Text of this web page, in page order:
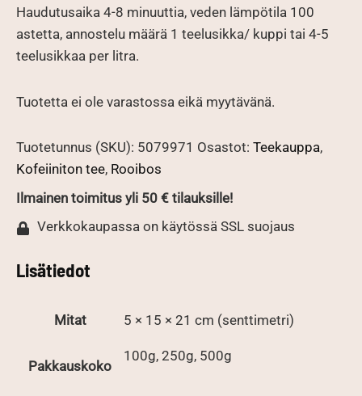
Haudutusaika 4-8 minuuttia, veden lämpötila 100
astetta, annostelu määrä 1 teelusikka/ kuppi tai 4-5
teelusikkaa per litra.
Tuotetta ei ole varastossa eikä myytävänä.
Tuotetunnus (SKU): 5079971 Osastot: Teekauppa,
Kofeiiniton tee, Rooibos
Ilmainen toimitus yli 50 € tilauksille!
Verkkokaupassa on käytössä SSL suojaus
Lisätiedot
Mitat 5 × 15 × 21 cm (senttimetri)
Pakkauskoko
100g, 250g, 500g